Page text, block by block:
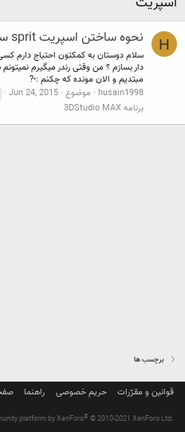
H نحوه ساختن اسپریت sprit سایه دار در 3dmax
سلام دوستان به کمکتون احتیاج دارم
دار بسازم ؟ من وقتی رندر میگیرم
مبتدیم و الان مونده که چکنم :-?
husain1998 موضوع Jun 24, 2015
برنامه 3DStudio MAX
برچسب ها
قوانین و مقرّرات حریم خصوصی راهنما
platform by XenForo® © 2010-2021 XenForo Ltd.